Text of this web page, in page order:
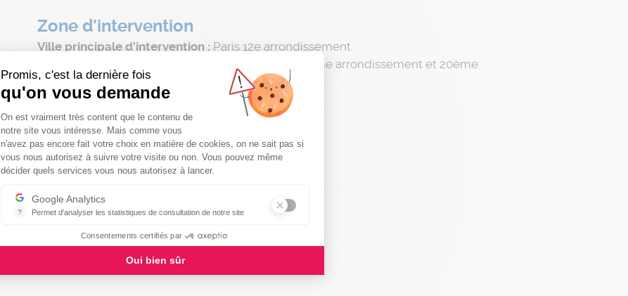
Zone d'intervention
Ville principale d'intervention : Paris 12e arrondissement
11ème arrondissement et 20ème
arrondissement
Agence :PARIS
Promis, c'est la dernière fois
qu'on vous demande
Plateforme de Gestion du Consentement : Personnalisez vos Options
On est vraiment très content que le contenu de
notre site vous intéresse. Mais comme vous
n'avez pas encore fait votre choix en matière de cookies, on ne sait pas si
vous nous autorisez à suivre votre visite ou non. Vous pouvez même
décider quels services vous nous autorisez à lancer.
?
Google Analytics
Permet d'analyser les statistiques de consultation de notre site
Consentements certifiés par
Oui bien sûr
Axeptio consent